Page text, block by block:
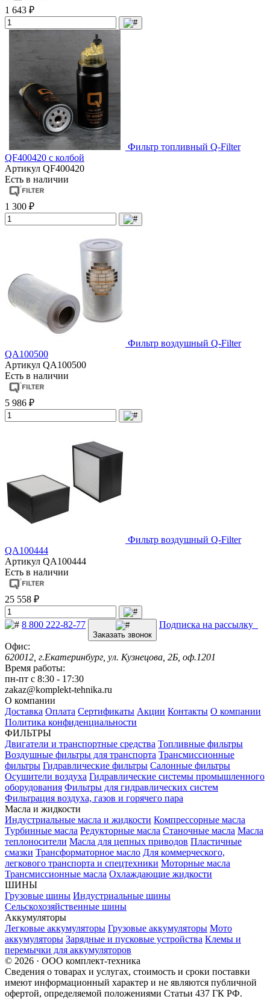
1 643 ₽
Фильтр топливный Q-Filter
QF400420 с колбой
Артикул QF400420
Есть в наличии
1 300 ₽
Фильтр воздушный Q-Filter
QA100500
Артикул QA100500
Есть в наличии
5 986 ₽
Фильтр воздушный Q-Filter
QA100444
Артикул QA100444
Есть в наличии
25 558 ₽
8 800 222-82-77
Заказать звонок
Подписка на рассылку
Офис:
620012, г.Екатеринбург, ул. Кузнецова, 2Б, оф.1201
Время работы:
пн-пт с 8:30 - 17:30
zakaz@komplekt-tehnika.ru
О компании
Доставка Оплата Сертификаты Акции Контакты О компании
Политика конфиденциальности
ФИЛЬТРЫ
Двигатели и транспортные средства Топливные фильтры
Воздушные фильтры для транспорта Трансмиссионные
фильтры Гидравлические фильтры Салонные фильтры
Осушители воздуха Гидравлические системы промышленного
оборудования Фильтры для гидравлических систем
Фильтрация воздуха, газов и горячего пара
Масла и жидкости
Индустриальные масла и жидкости Компрессорные масла
Турбинные масла Редукторные масла Станочные масла Масла
теплоносители Масла для цепных приводов Пластичные
смазки Трансформаторное масло Для коммерческого,
легкового транспорта и спецтехники Моторные масла
Трансмиссионные масла Охлаждающие жидкости
ШИНЫ
Грузовые шины Индустриальные шины
Сельскохозяйственные шины
Аккумуляторы
Легковые аккумуляторы Грузовые аккумуляторы Мото
аккумуляторы Зарядные и пусковые устройства Клемы и
перемычки для аккумуляторов
© 2026 · ООО комплект-техника
Сведения о товарах и услугах, стоимость и сроки поставки
имеют информационный характер и не являются публичной
офертой, определяемой положениями Статьи 437 ГК РФ.